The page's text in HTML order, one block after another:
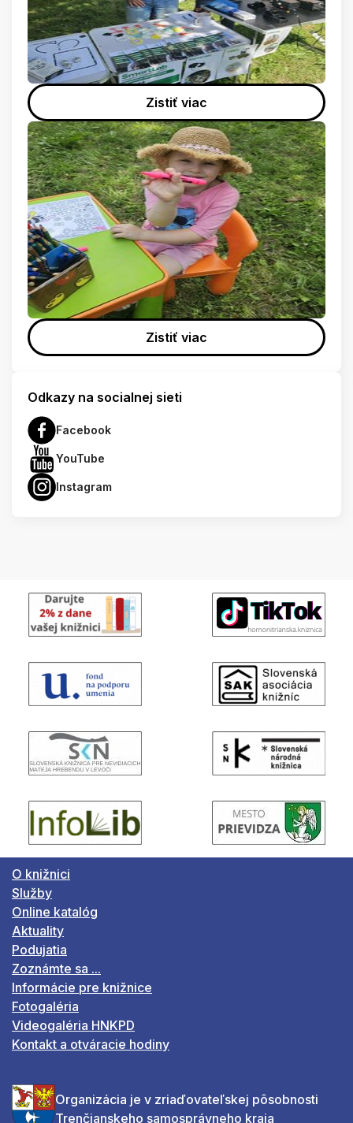
Zistiť viac
Zistiť viac
Odkazy na socialnej sieti
Facebook
YouTube
Instagram
O knižnici
Služby
Online katalóg
Aktuality
Podujatia
Zoznámte sa ...
Informácie pre knižnice
Fotogaléria
Videogaléria HNKPD
Kontakt a otváracie hodiny
Organizácia je v zriaďovateľskej pôsobnosti
Trenčianskeho samosprávneho kraja